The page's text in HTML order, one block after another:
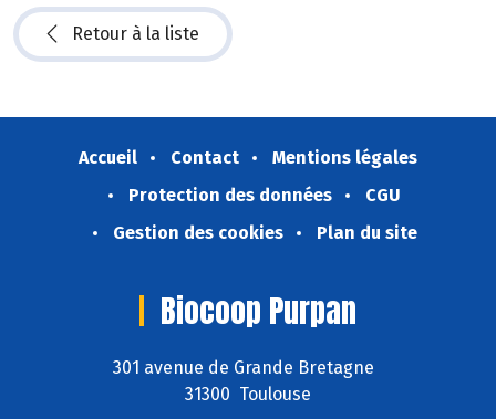
Retour à la liste
Accueil Contact
Mentions légales
Protection des données
CGU
Gestion des cookies
Plan du site
Biocoop Purpan
301 avenue de Grande Bretagne
31300 Toulouse